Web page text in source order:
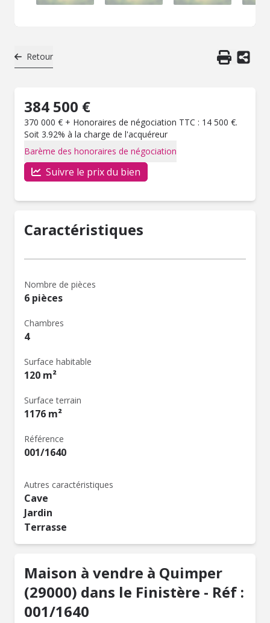
Retour
384 500 €
370 000 € + Honoraires de négociation TTC : 14 500 €.
Soit 3.92% à la charge de l'acquéreur
Barème des honoraires de négociation
Suivre le prix du bien
Caractéristiques
Nombre de pièces
6 pièces
Chambres
4
Surface habitable
120 m²
Surface terrain
1176 m²
Référence
001/1640
Autres caractéristiques
Cave
Jardin
Terrasse
Maison à vendre à Quimper
(29000) dans le Finistère - Réf :
001/1640